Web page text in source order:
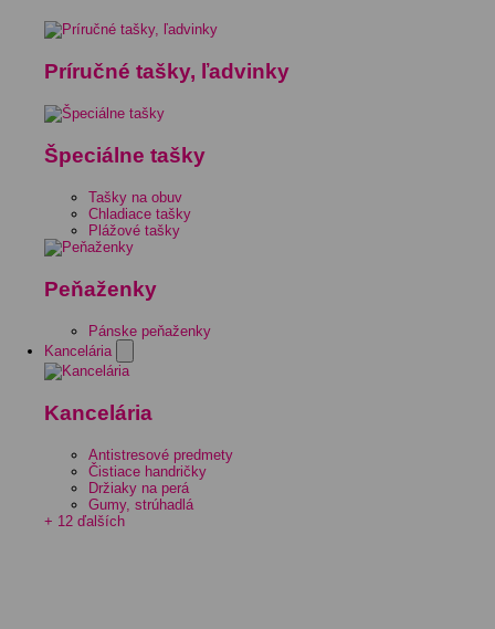
Príručné tašky, ľadvinky
Špeciálne tašky
Tašky na obuv
Chladiace tašky
Plážové tašky
Peňaženky
Pánske peňaženky
Kancelária
Kancelária
Antistresové predmety
Čistiace handričky
Držiaky na perá
Gumy, strúhadlá
+ 12 ďalších